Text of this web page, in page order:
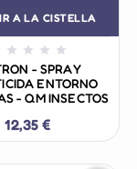
A LA CISTELLA
   
- SPRAY
ENTORNO
- QM INSECTOS
12,35 €